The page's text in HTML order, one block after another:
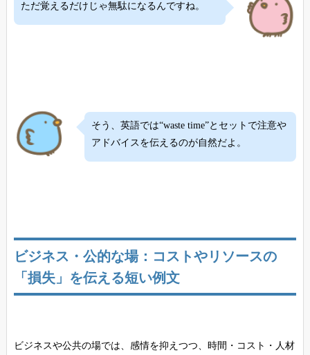
ただ覚えるだけじゃ無駄になるんですね。
そう、英語では“waste time”とセットで注意や
アドバイスを伝えるのが自然だよ。
ビジネス・公的な場：コストやリソースの
「損失」を伝える短い例文
ビジネスや公共の場では、感情を抑えつつ、時間・コスト・人材